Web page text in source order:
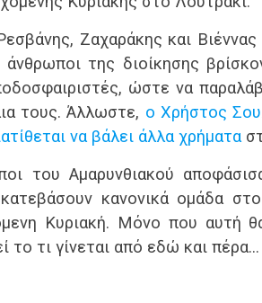
Ζαχαράκης και
της διοίκησης
ώστε να
τους. Άλλωστε, ο Χρήστος
να βάλει άλλα χρήματα
του Αμαρυνθιακού
κανονικά ομάδα
Κυριακή. Μόνο που αυτή
το τι γίνεται από εδώ και πέρα…